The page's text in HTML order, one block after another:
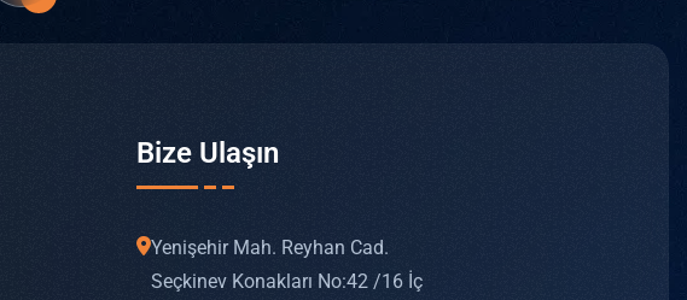
Bize Ulaşın
Yenişehir Mah. Reyhan Cad.
Seçkinev Konakları No: 42 /16 İç